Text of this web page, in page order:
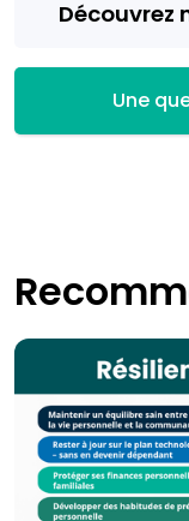
Découvrez
Une